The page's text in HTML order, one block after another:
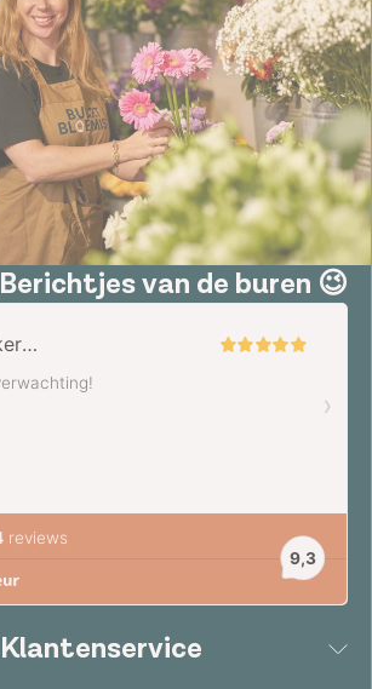
Berichtjes van de buren 😉
Klantenservice